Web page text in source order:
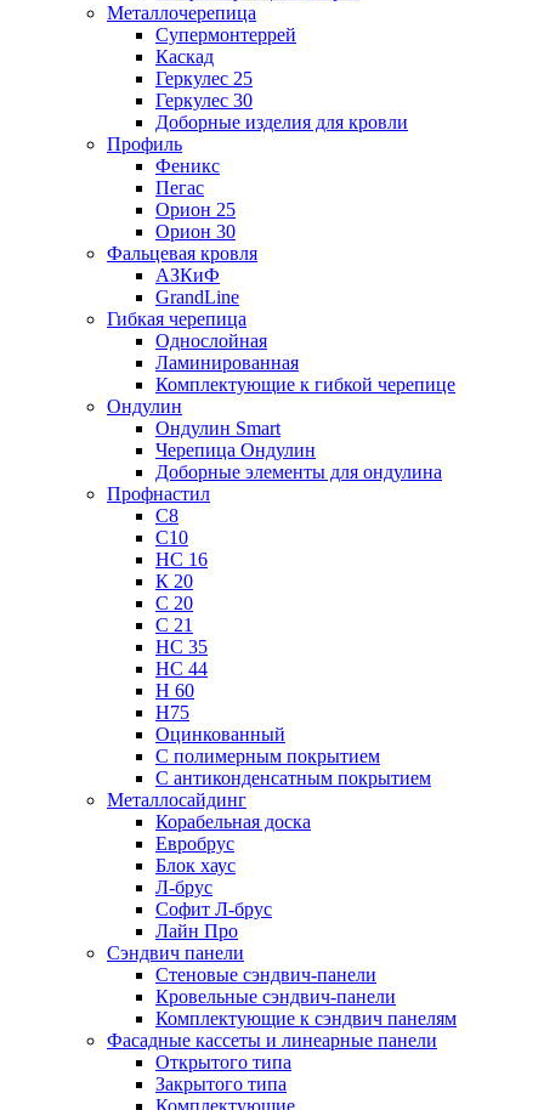
Металлочерепица
Супермонтеррей
Каскад
Геркулес 25
Геркулес 30
Доборные изделия для кровли
Профиль
Феникс
Пегас
Орион 25
Орион 30
Фальцевая кровля
АЗКиФ
GrandLine
Гибкая черепица
Однослойная
Ламинированная
Комплектующие к гибкой черепице
Ондулин
Ондулин Smart
Черепица Ондулин
Доборные элементы для ондулина
Профнастил
С8
С10
НС 16
К 20
С 20
С 21
НС 35
НС 44
Н 60
Н75
Оцинкованный
С полимерным покрытием
С антиконденсатным покрытием
Металлосайдинг
Корабельная доска
Евробрус
Блок хаус
Л-брус
Софит Л-брус
Лайн Про
Сэндвич панели
Стеновые сэндвич-панели
Кровельные сэндвич-панели
Комплектующие к сэндвич панелям
Фасадные кассеты и линеарные панели
Открытого типа
Закрытого типа
Комплектующие